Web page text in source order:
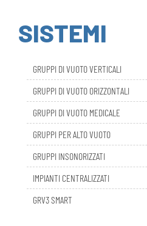
SISTEMI
GRUPPI DI VUOTO ORIZZONTALI
GRUPPI DI VUOTO MEDICALE
GRUPPI PER ALTO VUOTO
GRUPPI INSONORIZZATI
IMPIANTI CENTRALIZZATI
GRV3 SMART